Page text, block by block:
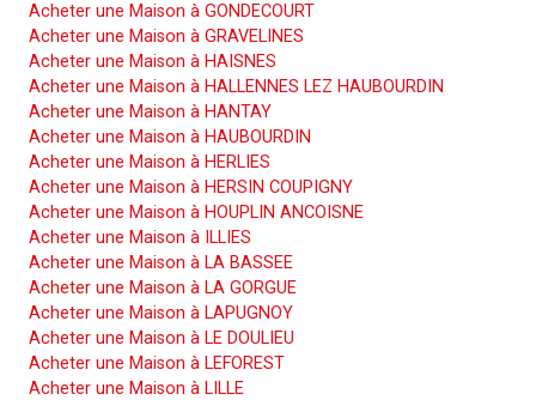
Acheter une Maison à GONDECOURT
Acheter une Maison à GRAVELINES
Acheter une Maison à HAISNES
Acheter une Maison à HALLENNES LEZ HAUBOURDIN
Acheter une Maison à HANTAY
Acheter une Maison à HAUBOURDIN
Acheter une Maison à HERLIES
Acheter une Maison à HERSIN COUPIGNY
Acheter une Maison à HOUPLIN ANCOISNE
Acheter une Maison à ILLIES
Acheter une Maison à LA BASSEE
Acheter une Maison à LA GORGUE
Acheter une Maison à LAPUGNOY
Acheter une Maison à LE DOULIEU
Acheter une Maison à LEFOREST
Acheter une Maison à LILLE